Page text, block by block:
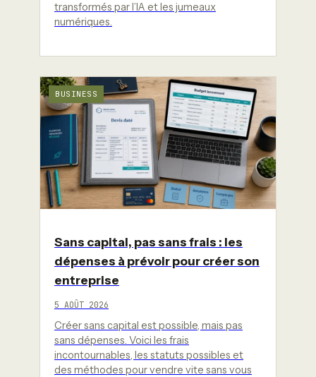
transformés par l’IA et les jumeaux
numériques.
BUSINESS
Sans capital, pas sans frais : les
dépenses à prévoir pour créer son
entreprise
5 AOÛT 2026
Créer sans capital est possible, mais pas
sans dépenses. Voici les frais
incontournables, les statuts possibles et
des méthodes pour vendre vite sans vous